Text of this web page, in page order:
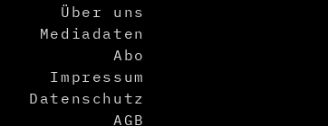
Über uns
Mediadaten
Abo
Impressum
Datenschutz
AGB